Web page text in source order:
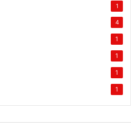
1
4
1
1
1
1